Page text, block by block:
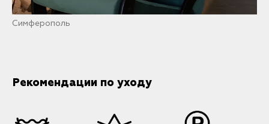
Симферополь
Рекомендации по уходу